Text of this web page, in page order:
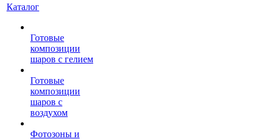
Каталог
Готовые
композиции
шаров с гелием
Готовые
композиции
шаров с
воздухом
Фотозоны и